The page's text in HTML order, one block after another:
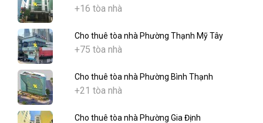
+16 tòa nhà
Cho thuê tòa nhà Phường Thạnh Mỹ Tây
+75 tòa nhà
Cho thuê tòa nhà Phường Bình Thạnh
+21 tòa nhà
Cho thuê tòa nhà Phường Gia Định